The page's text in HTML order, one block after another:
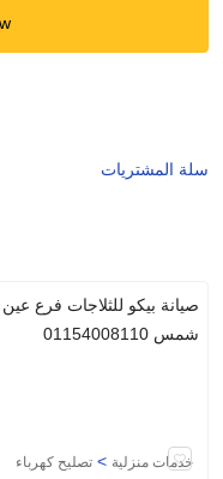
سلة المشتريات
خدمات منزلية > تصليح كهرباء